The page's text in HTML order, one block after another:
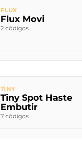
FLUX
Flux Movi
2 códigos
TINY
Tiny Spot Haste
Embutir
7 códigos